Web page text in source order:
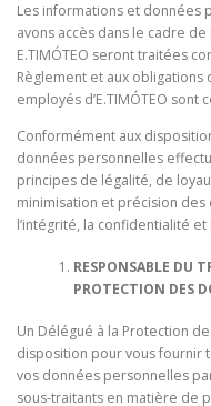
Les informations et données
avons accès dans le cadre
E.TIMÓTEO seront traitées
Règlement et aux
employés d’E.TIMÓTEO
Conformément aux
données personnelles
principes de légalité, de
minimisation et précision
l’intégrité, la confidentialité
RESPONSABLE DU
PROTECTION DES
Un Délégué à la Protection
disposition pour vous fournir
vos données personnelles
sous-traitants en matière de